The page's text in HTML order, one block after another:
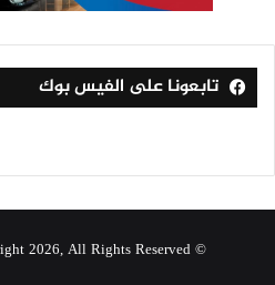
تابعونا على الفيس بوك
© Copyright 2026, All Rights Reserved |